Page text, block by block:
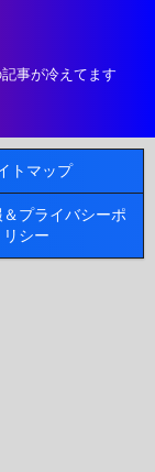
事が冷えてます
トマップ
プライバシーポ
リシー